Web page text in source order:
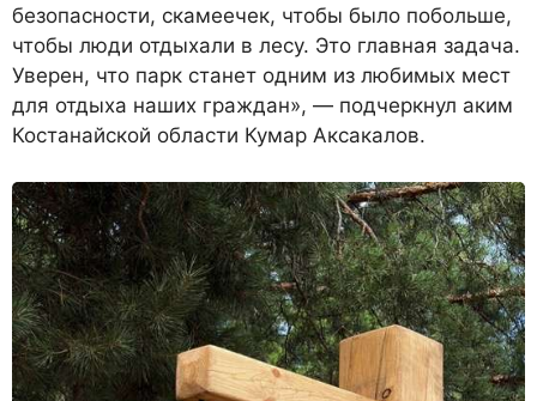
безопасности, скамеечек, чтобы было побольше,
чтобы люди отдыхали в лесу. Это главная задача.
Уверен, что парк станет одним из любимых мест
для отдыха наших граждан», — подчеркнул аким
Костанайской области Кумар Аксакалов.